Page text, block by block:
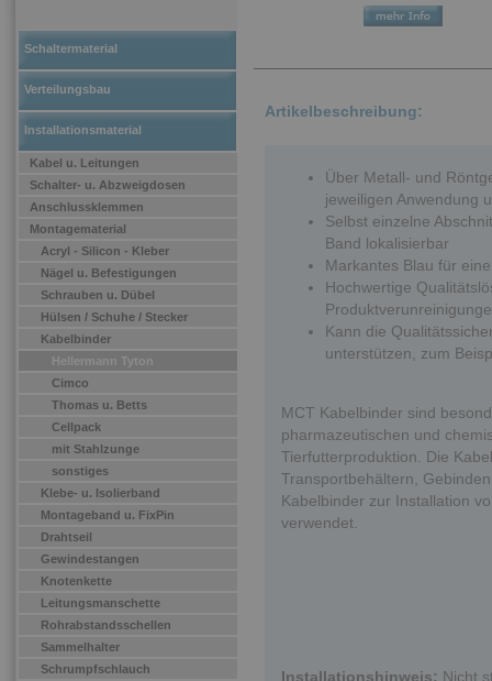
Schaltermaterial
Verteilungsbau
Installationsmaterial
Kabel u. Leitungen
Schalter- u. Abzweigdosen
Anschlussklemmen
Montagematerial
Acryl - Silicon - Kleber
Nägel u. Befestigungen
Schrauben u. Dübel
Hülsen / Schuhe / Stecker
Kabelbinder
Hellermann Tyton
Cimco
Thomas u. Betts
Cellpack
mit Stahlzunge
sonstiges
Klebe- u. Isolierband
Montageband u. FixPin
Drahtseil
Gewindestangen
Knotenkette
Leitungsmanschette
Rohrabstandsschellen
Sammelhalter
Schrumpfschlauch
Artikelbeschreibung:
Über Metall- und
jeweiligen Anwendung
Selbst einzelne
Band lokalisierbar
Markantes Blau für
Hochwertige
Kann die
unterstützen, zum
MCT Kabelbinder sind
pharmazeutischen und
Tierfutterproduktion. Die
Transportbehältern,
Kabelbinder zur Installation
verwendet.
Installationshinweis: Nicht